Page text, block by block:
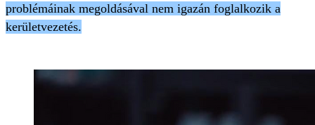
problémáinak megoldásával nem igazán foglalkozik a
kerületvezetés.